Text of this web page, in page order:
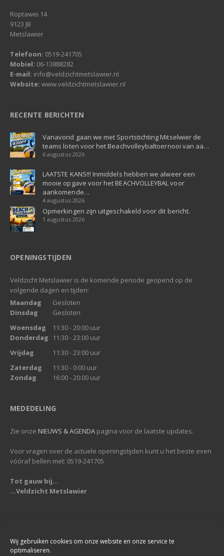
Wij gebruiken cookies om onze website en onze service te
optimaliseren.
Roptawei 14
9123 JB
Metslawier
Telefoon: 0519-241705
Mobiel: 06-13888282
E-mail: info@veldzichtmetslawier.nl
Website: www.veldzichtmetslawier.nl
RECENTE BERICHTEN
Vanavond gaan we met Sportstichting Mitselwier de
teams loten voor het Beachvolleybaltoernooi van aa…
6 augustus 2026
LAATSTE KANS!!! Inmiddels hebben we alweer een
mooie opgave voor het BEACHVOLLEYBAL voor
aankomende…
4 augustus 2026
Opmerkingen zijn uitgeschakeld voor dit bericht.
1 augustus 2026
OPENINGSTIJDEN
Veldzicht Metslawier is de komende periode geopend op de
volgende dagen en tijden:
Maandag
Gesloten
Dinsdag
Gesloten
Woensdag
11:30 - 20:00 uur
Donderdag
11:30 - 23:00 uur
Vrijdag
11:30 - 23:00 uur
Zaterdag
11:30 - 0:00 uur
Zondag
16:00 - 20:00 uur
MEDEDELING
Zie onze NIEUWS & AGENDA pagina voor de laatste updates.
Voor vragen over de actuele openingstijden kunt u het beste even
vóóraf bellen met: 0519-241705
Tot gauw bij...
...Veldzicht Metslawier
| Webdesign & Development -DigiReus